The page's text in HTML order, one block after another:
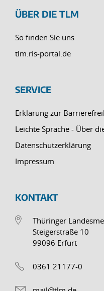
ÜBER DIE TLM
So finden Sie uns
tlm.ris-portal.de
SERVICE
Erklärung zur
Leichte Sprache - Über
Datenschutzerklärung
Impressum
KONTAKT
Thüringer
Steigerstraße 10
99096 Erfurt
0361 21177-0